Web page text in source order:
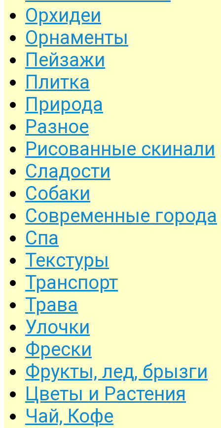
Орхидеи
Орнаменты
Пейзажи
Плитка
Природа
Разное
Рисованные скинали
Сладости
Собаки
Современные города
Спа
Текстуры
Транспорт
Трава
Улочки
Фрески
Фрукты, лед, брызги
Цветы и Растения
Чай, Кофе